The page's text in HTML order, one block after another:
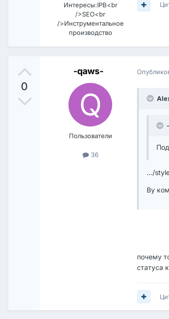
Интересы:IPB<br
/>SEO<br
/>Инструментальное
производство
0
-qaws-
Пользователи
36
.../
Ву
почему
статуса